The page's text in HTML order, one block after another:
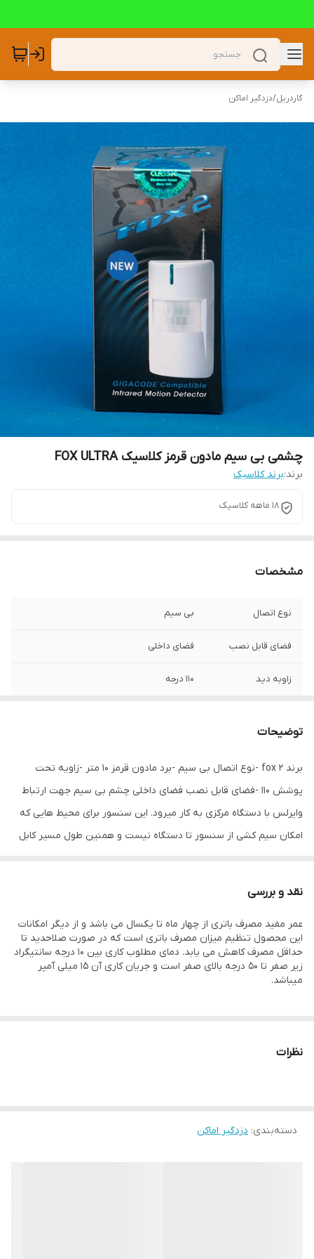
گاردریل/دزدگیر اماکن
چشمی بی سیم مادون قرمز کلاسیک FOX ULTRA
برند:برند کلاسیک
18 ماهه کلاسیک
مشخصات
نوع اتصال بی سیم
فضای قابل نصب فضای داخلی
زاوبه دید 110 درجه
توضیحات
برند fox 2 -نوع اتصال بی سیم -برد مادون قرمز 10 متر -زاویه تحت
پوشش 110 -فضای قابل نصب فضای داخلی چشم بی سیم جهت ارتباط
وایرلس با دستگاه مرکزی به کار میرود. این سنسور برای محیط هایی که
امکان سیم کشی از سنسور تا دستگاه نیست و همنین طول مسیر کابل
باطری از حد نرمال یک دوره فرمان آلارم صادر میکند
نقد و بررسی
عمر مفید مصرف باتری از چهار ماه تا یکسال می باشد و از دیگر امکانات
این محصول تنظیم میزان مصرف باتری است که در صورت صلاحدید تا
حداقل مصرف کاهش می یابد. دمای مطلوب کاری بین 10 درجه سانتیگراد
زیر صفر تا 50 درجه بالای صفر است و جریان کاری آن 15 میلی آمپر
میباشد.
نظرات
دسته‌بندی: دزدگیر اماکن